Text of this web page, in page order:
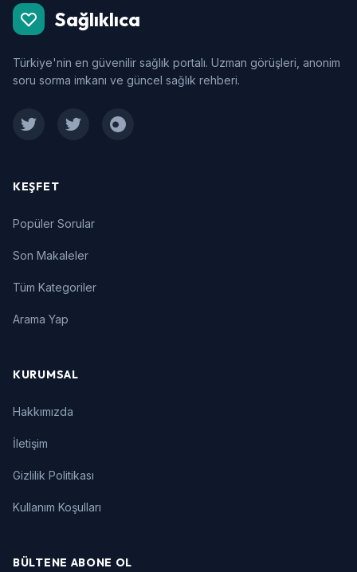
Sağlıklıca
Türkiye'nin en güvenilir sağlık portalı. Uzman görüşleri, anonim
soru sorma imkanı ve güncel sağlık rehberi.
FacebookTwitter Instagram
KEŞFET
Popüler Sorular
Son Makaleler
Tüm Kategoriler
Arama Yap
KURUMSAL
Hakkımızda
İletişim
Gizlilik Politikası
Kullanım Koşulları
BÜLTENE ABONE OL